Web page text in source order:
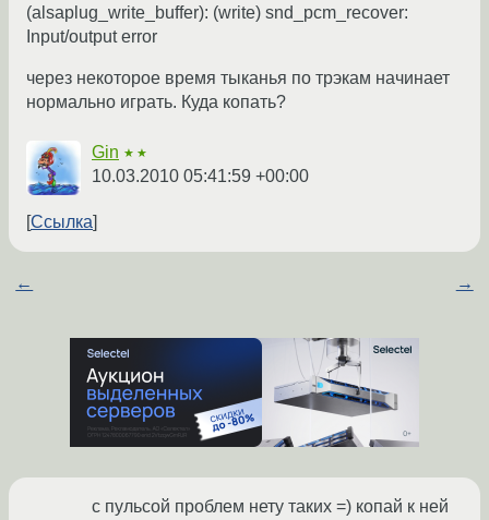
(alsaplug_write_buffer): (write) snd_pcm_recover:
Input/output error
через некоторое время тыканья по трэкам начинает
нормально играть. Куда копать?
Gin ★★
10.03.2010 05:41:59 +00:00
Ссылка
← →
с пульсой проблем нету таких =) копай к ней